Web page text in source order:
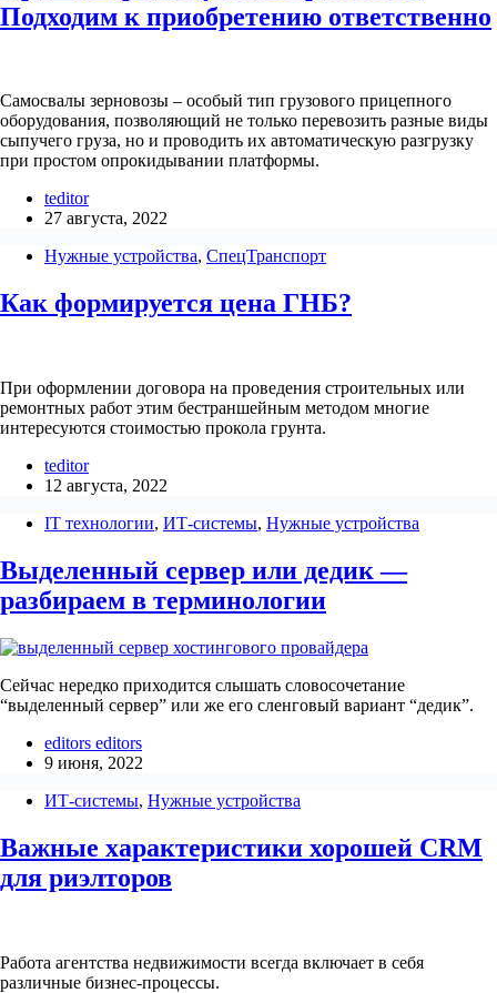
Подходим к приобретению ответственно
Самосвалы зерновозы – особый тип грузового прицепного
оборудования, позволяющий не только перевозить разные виды
сыпучего груза, но и проводить их автоматическую разгрузку
при простом опрокидывании платформы.
teditor
27 августа, 2022
Нужные устройства, СпецТранспорт
Как формируется цена ГНБ?
При оформлении договора на проведения строительных или
ремонтных работ этим бестраншейным методом многие
интересуются стоимостью прокола грунта.
teditor
12 августа, 2022
IT технологии, ИТ-системы, Нужные устройства
Выделенный сервер или дедик —
разбираем в терминологии
Сейчас нередко приходится слышать словосочетание
“выделенный сервер” или же его сленговый вариант “дедик”.
editors editors
9 июня, 2022
ИТ-системы, Нужные устройства
Важные характеристики хорошей CRM
для риэлторов
Работа агентства недвижимости всегда включает в себя
различные бизнес-процессы.